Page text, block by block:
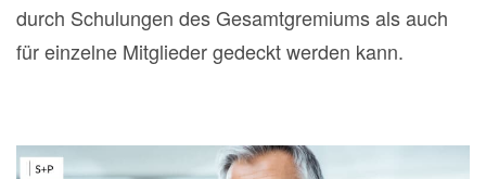
durch Schulungen des Gesamtgremiums als auch
für einzelne Mitglieder gedeckt werden kann.